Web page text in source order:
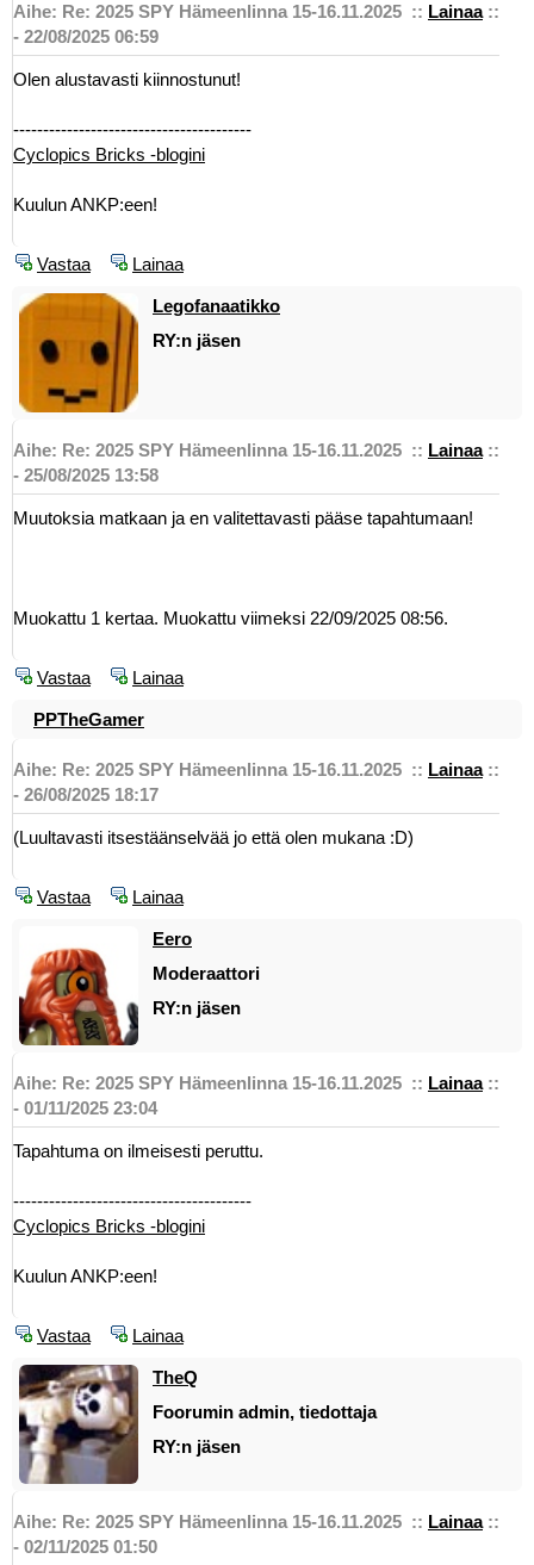
:: Lainaa::
Aihe: Re: 2025 SPY Hämeenlinna 15-16.11.2025
- 22/08/2025 06:59
Olen alustavasti kiinnostunut!
----------------------------------------
Cyclopics Bricks -blogini
Kuulun ANKP:een!
Vastaa Lainaa
Legofanaatikko
RY:n jäsen
:: Lainaa::
Aihe: Re: 2025 SPY Hämeenlinna 15-16.11.2025
- 25/08/2025 13:58
Muutoksia matkaan ja en valitettavasti pääse tapahtumaan!
Muokattu 1 kertaa. Muokattu viimeksi 22/09/2025 08:56.
Vastaa Lainaa
PPTheGamer
:: Lainaa::
Aihe: Re: 2025 SPY Hämeenlinna 15-16.11.2025
- 26/08/2025 18:17
(Luultavasti itsestäänselvää jo että olen mukana :D)
Vastaa Lainaa
Eero
Moderaattori
RY:n jäsen
:: Lainaa::
Aihe: Re: 2025 SPY Hämeenlinna 15-16.11.2025
- 01/11/2025 23:04
Tapahtuma on ilmeisesti peruttu.
----------------------------------------
Cyclopics Bricks -blogini
Kuulun ANKP:een!
Vastaa Lainaa
TheQ
Foorumin admin, tiedottaja
RY:n jäsen
:: Lainaa::
Aihe: Re: 2025 SPY Hämeenlinna 15-16.11.2025
- 02/11/2025 01:50